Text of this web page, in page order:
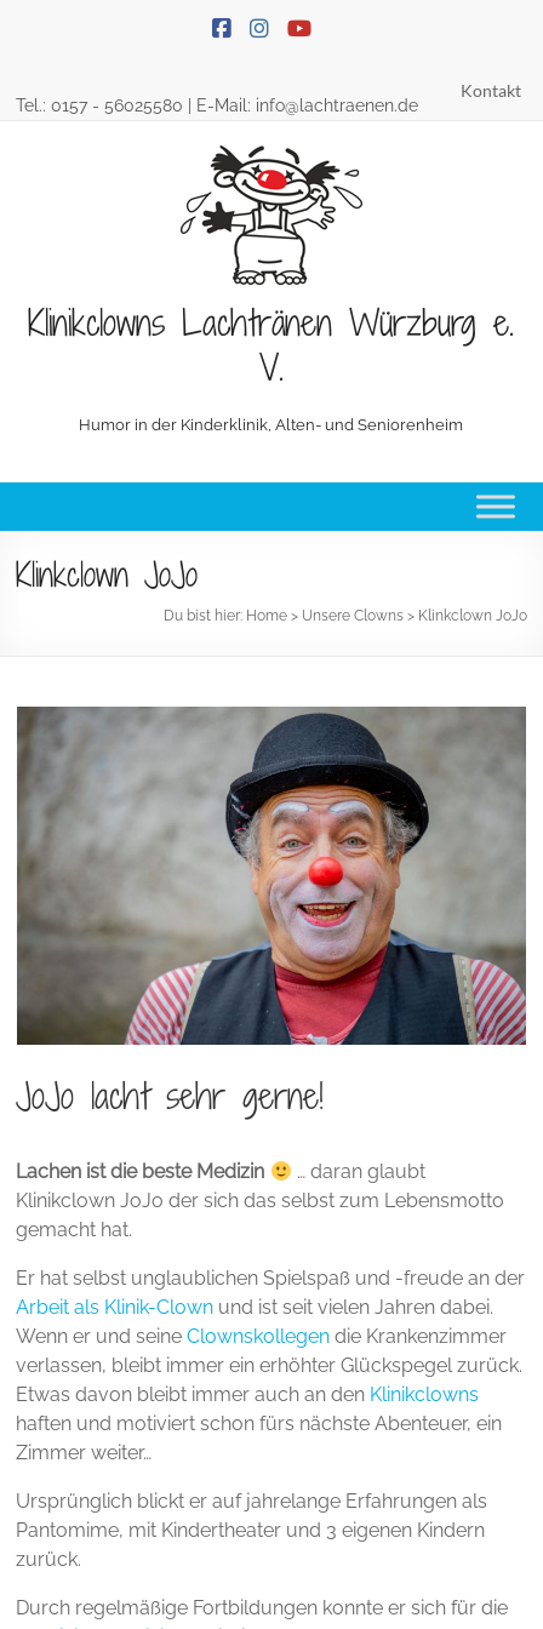
Tel.:0157 - 56025580 | E-Mail: info@lachtraenen.de
Kontakt
Klinikclowns Lachtränen Würzburg e.
V.
Humor in der Kinderklinik, Alten- und Seniorenheim
Klinkclown JoJo
Du bist hier: Home> Unsere Clowns> Klinkclown JoJo
JoJo lacht sehr gerne!
Lachen ist die beste Medizin
… daran glaubt
Klinikclown JoJo der sich das selbst zum Lebensmotto
gemacht hat.
Er hat selbst unglaublichen Spielspaß und -freude an der
Arbeit als Klinik-Clown und ist seit vielen Jahren dabei.
Wenn er und seineClownskollegen die Krankenzimmer
verlassen, bleibt immer ein erhöhter Glückspegel zurück.
Etwas davon bleibt immer auch an den Klinikclowns
haften und motiviert schon fürs nächste Abenteuer, ein
Zimmer weiter…
Ursprünglich blickt er auf jahrelange Erfahrungen als
Pantomime, mit Kindertheater und 3 eigenen Kindern
zurück.
Durch regelmäßige Fortbildungen konnte er sich für die